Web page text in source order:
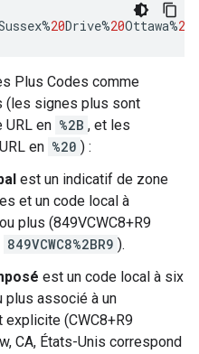
%20Drive%20Ottawa%20
Plus Codes comme
(les signes plus sont
URL en %2B , et les
en %20 ) :
est un indicatif de zone
et un code local à
plus (849VCWC8+R9
849VCWC8%2BR9 ).
est un code local à six
plus associé à un
explicite (CWC8+R9
CA, États-Unis correspond